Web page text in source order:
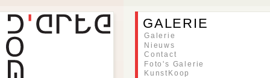
GALERIE
Galerie
Nieuws
Contact
Foto's Galerie
KunstKoop